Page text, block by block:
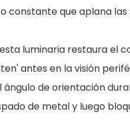
constante que aplana
luminaria restaura el
antes en la visión
de orientación
de metal y luego